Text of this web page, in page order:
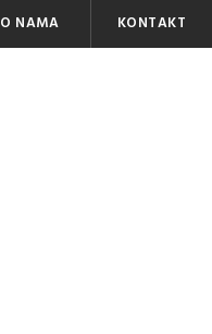
O NAMA KONTAKT